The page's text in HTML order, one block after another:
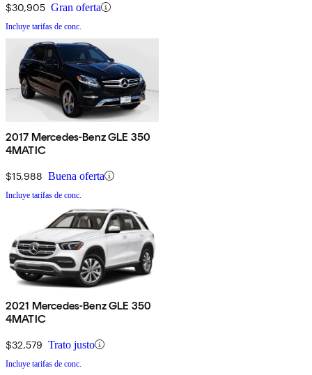
$30,905 Gran oferta
Incluye tarifas de conc.
2017 Mercedes-Benz GLE 350
4MATIC
$15,988 Buena oferta
Incluye tarifas de conc.
2021 Mercedes-Benz GLE 350
4MATIC
$32,579 Trato justo
Incluye tarifas de conc.